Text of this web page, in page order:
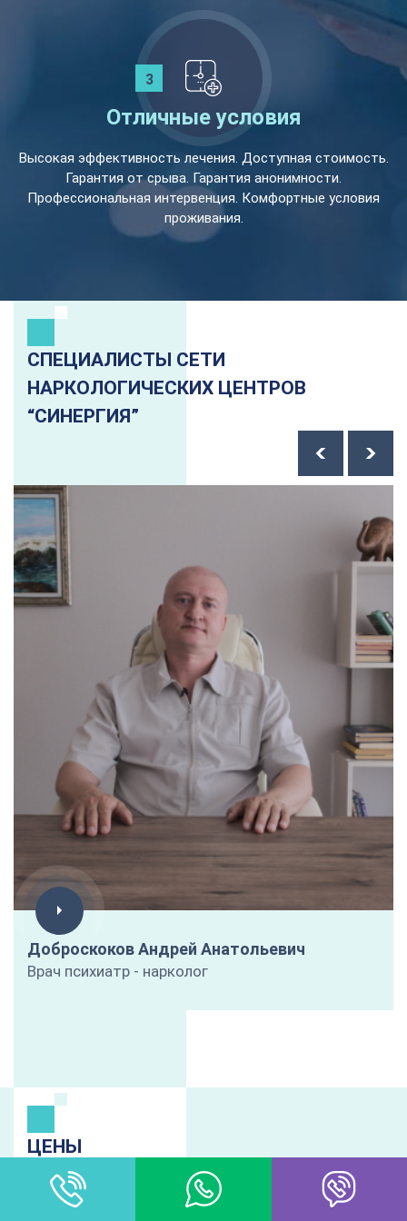
Отличные условия
Высокая эффективность лечения. Доступная стоимость.
Гарантия от срыва. Гарантия анонимности.
Профессиональная интервенция. Комфортные условия
проживания.
СПЕЦИАЛИСТЫ СЕТИ
НАРКОЛОГИЧЕСКИХ ЦЕНТРОВ
“СИНЕРГИЯ”
Доброскоков Андрей Анатольевич
Врач психиатр - нарколог
ЦЕНЫ